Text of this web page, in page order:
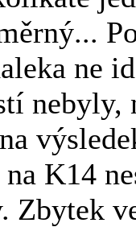
ne
K14
Zbytek